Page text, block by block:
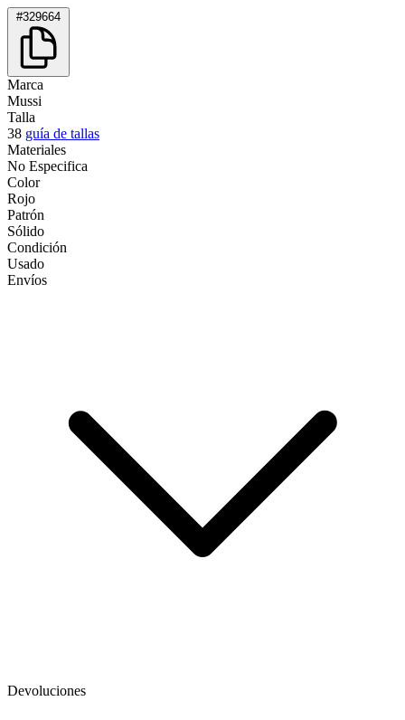
#329664
Marca
Mussi
Talla
38 guía de tallas
Materiales
No Especifica
Color
Rojo
Patrón
Sólido
Condición
Usado
Envíos
Devoluciones